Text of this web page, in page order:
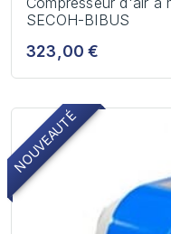
SECOH-BIBUS
323,00 €
NOUVEAUTÉ